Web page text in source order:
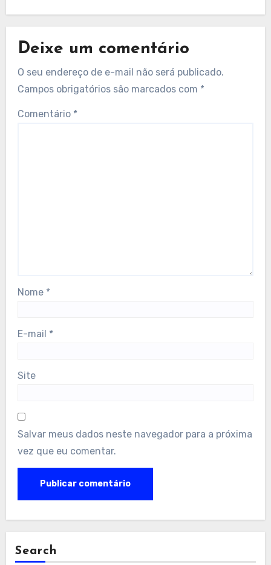
Deixe um comentário
O seu endereço de e-mail não será publicado.
Campos obrigatórios são marcados com *
Comentário *
Nome *
E-mail *
Site
Salvar meus dados neste navegador para a próxima
vez que eu comentar.
Search